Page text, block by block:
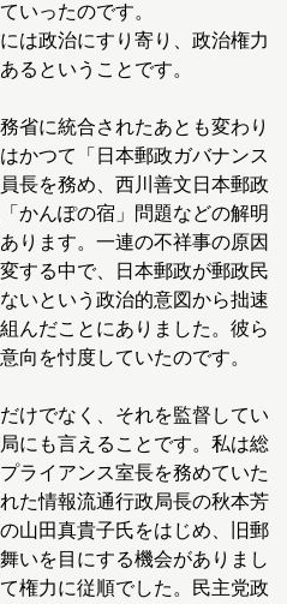
いったのです。
は政治にすり寄り、政治権力
るということです。
省に統合されたあとも変わり
かつて「日本郵政ガバナンス
長を務め、西川善文日本郵政
かんぽの宿」問題などの解明
ります。一連の不祥事の原因
する中で、日本郵政が郵政民
いという政治的意図から拙速
んだことにありました。彼ら
向を忖度していたのです。
けでなく、それを監督してい
にも言えることです。私は総
ライアンス室長を務めていた
た情報流通行政局長の秋本芳
山田真貴子氏をはじめ、旧郵
いを目にする機会がありまし
権力に従順でした。民主党政